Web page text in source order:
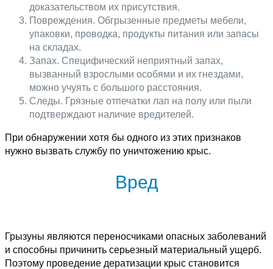
доказательством их присутствия.
Повреждения. Обгрызенные предметы мебели,
упаковки, проводка, продукты питания или запасы
на складах.
Запах. Специфический неприятный запах,
вызванный взрослыми особями и их гнездами,
можно учуять с большого расстояния.
Следы. Грязные отпечатки лап на полу или пыли
подтверждают наличие вредителей.
При обнаружении хотя бы одного из этих признаков
нужно вызвать службу по уничтожению крыс.
Вред
Грызуны являются переносчиками опасных заболеваний
и способны причинить серьезный материальный ущерб.
Поэтому проведение дератизации крыс становится